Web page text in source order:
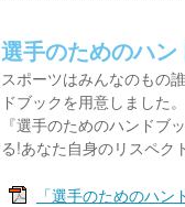
選手のためのハン
スポーツはみんなのもの
ドブックを用意しました。
『選手のためのハンドブ
る!あなた自身のリスペク
「選手のためのハ